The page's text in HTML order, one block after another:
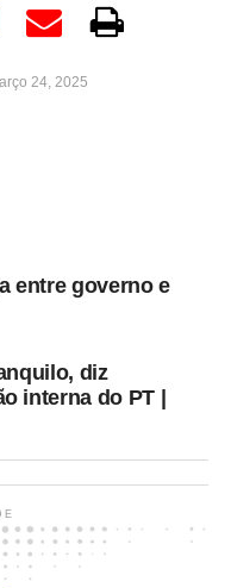
24, 2025
entre governo e
diz
interna do PT |